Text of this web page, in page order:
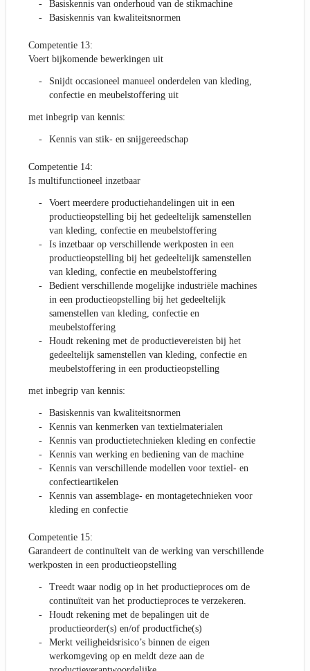
Basiskennis van onderhoud van de stikmachine
Basiskennis van kwaliteitsnormen
Competentie 13:
Voert bijkomende bewerkingen uit
Snijdt occasioneel manueel onderdelen van kleding,
confectie en meubelstoffering uit
met inbegrip van kennis:
Kennis van stik- en snijgereedschap
Competentie 14:
Is multifunctioneel inzetbaar
Voert meerdere productiehandelingen uit in een
productieopstelling bij het gedeeltelijk samenstellen
van kleding, confectie en meubelstoffering
Is inzetbaar op verschillende werkposten in een
productieopstelling bij het gedeeltelijk samenstellen
van kleding, confectie en meubelstoffering
Bedient verschillende mogelijke industriële machines
in een productieopstelling bij het gedeeltelijk
samenstellen van kleding, confectie en
meubelstoffering
Houdt rekening met de productievereisten bij het
gedeeltelijk samenstellen van kleding, confectie en
meubelstoffering in een productieopstelling
met inbegrip van kennis:
Basiskennis van kwaliteitsnormen
Kennis van kenmerken van textielmaterialen
Kennis van productietechnieken kleding en confectie
Kennis van werking en bediening van de machine
Kennis van verschillende modellen voor textiel- en
confectieartikelen
Kennis van assemblage- en montagetechnieken voor
kleding en confectie
Competentie 15:
Garandeert de continuïteit van de werking van verschillende
werkposten in een productieopstelling
Treedt waar nodig op in het productieproces om de
continuïteit van het productieproces te verzekeren.
Houdt rekening met de bepalingen uit de
productieorder(s) en/of productfiche(s)
Merkt veiligheidsrisico’s binnen de eigen
werkomgeving op en meldt deze aan de